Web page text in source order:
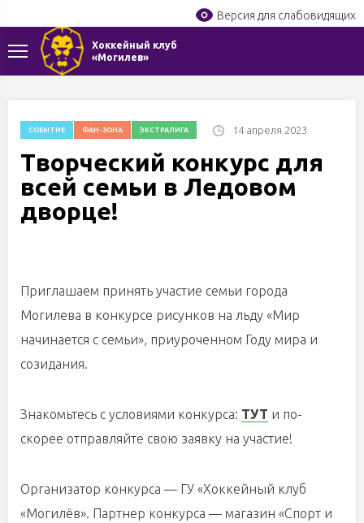
Версия для слабовидящих
Хоккейный клуб
«Могилев»
СОБЫТИЕ ФАН-ЗОНА ЭКСТРАЛИГА 14 апреля 2023
Творческий конкурс для
всей семьи в Ледовом
дворце!
Приглашаем принять участие семьи города
Могилева в конкурсе рисунков на льду «Мир
начинается с семьи», приуроченном Году мира и
созидания.
Знакомьтесь с условиями конкурса: ТУТ и по-
скорее отправляйте свою заявку на участие!
Организатор конкурса — ГУ «Хоккейный клуб
«Могилёв». Партнер конкурса — магазин «Спорт и